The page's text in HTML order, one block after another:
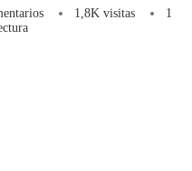
1,8K visitas
1